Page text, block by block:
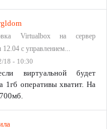
Virtualbox на сервер
с управлением...
18 - 10:30
виртуальной будет
1гб оперативы хватит. На